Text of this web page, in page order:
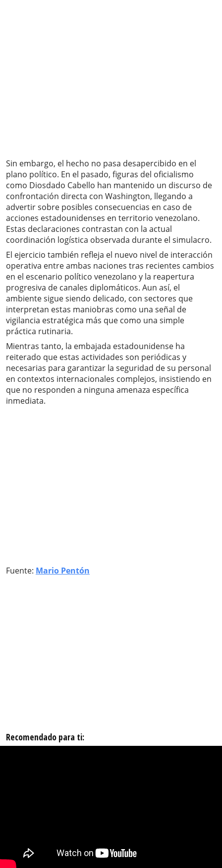
Sin embargo, el hecho no pasa desapercibido en el
plano político. En el pasado, figuras del oficialismo
como Diosdado Cabello han mantenido un discurso de
confrontación directa con Washington, llegando a
advertir sobre posibles consecuencias en caso de
acciones estadounidenses en territorio venezolano.
Estas declaraciones contrastan con la actual
coordinación logística observada durante el simulacro.
El ejercicio también refleja el nuevo nivel de interacción
operativa entre ambas naciones tras recientes cambios
en el escenario político venezolano y la reapertura
progresiva de canales diplomáticos. Aun así, el
ambiente sigue siendo delicado, con sectores que
interpretan estas maniobras como una señal de
vigilancia estratégica más que como una simple
práctica rutinaria.
Mientras tanto, la embajada estadounidense ha
reiterado que estas actividades son periódicas y
necesarias para garantizar la seguridad de su personal
en contextos internacionales complejos, insistiendo en
que no responden a ninguna amenaza específica
inmediata.
Fuente: Mario Pentón
Recomendado para ti: